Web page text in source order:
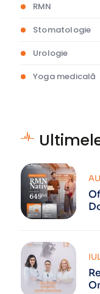
RMN
Stomatologie
Urologie
Yoga medicală